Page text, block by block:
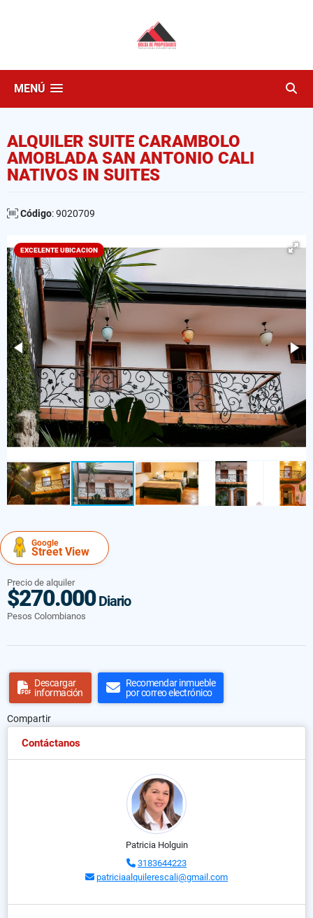
MENÚ
ALQUILER SUITE CARAMBOLO
AMOBLADA SAN ANTONIO CALI
NATIVOS IN SUITES
Código: 9020709
EXCELENTE UBICACION
Google
Street View
Precio de alquiler
$270.000Diario
Pesos Colombianos
Descargar
información
Recomendar inmueble
por correo electrónico
Compartir
Contáctanos
Patricia Holguin
3183644223
patriciaalquilerescali@gmail.com